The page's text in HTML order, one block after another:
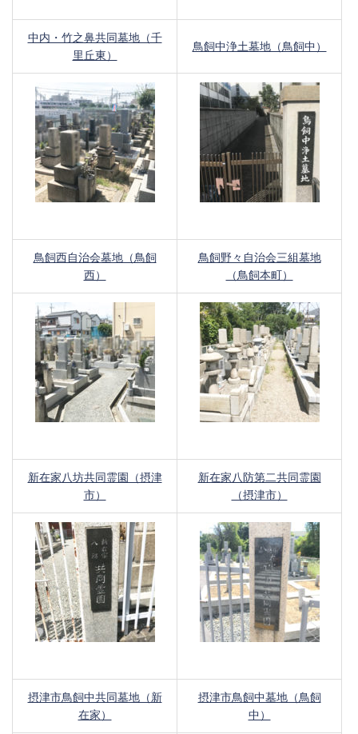
中内・竹之鼻共同墓地（千
里丘東）
鳥飼中浄土墓地（鳥飼中）
鳥飼西自治会墓地（鳥飼
西）
鳥飼野々自治会三組墓地
（鳥飼本町）
新在家八坊共同霊園（摂津
市）
新在家八防第二共同霊園
（摂津市）
摂津市鳥飼中共同墓地（新
在家）
摂津市鳥飼中墓地（鳥飼
中）